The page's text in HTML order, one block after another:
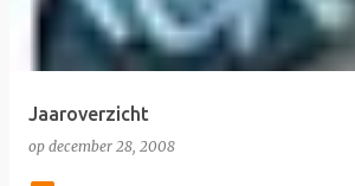
Jaaroverzicht
op december 28, 2008